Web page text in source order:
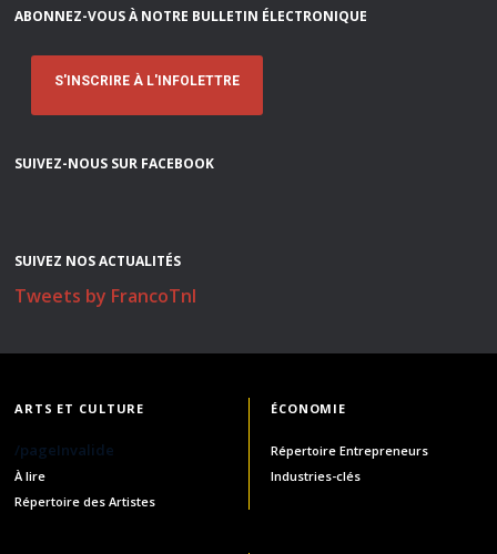
ABONNEZ-VOUS À NOTRE BULLETIN ÉLECTRONIQUE
S'INSCRIRE À L'INFOLETTRE
SUIVEZ-NOUS SUR FACEBOOK
SUIVEZ NOS ACTUALITÉS
Tweets by FrancoTnl
ARTS ET CULTURE
/pageInvalide
À lire
Répertoire des Artistes
ÉCONOMIE
Répertoire Entrepreneurs
Industries-clés